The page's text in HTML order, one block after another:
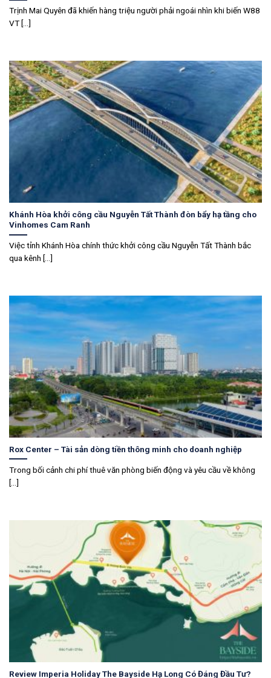
Trịnh Mai Quyên đã khiến hàng triệu người phải ngoái nhìn khi biến W88
VT [...]
Khánh Hòa khởi công cầu Nguyễn Tất Thành đòn bẩy hạ tầng cho
Vinhomes Cam Ranh
Việc tỉnh Khánh Hòa chính thức khởi công cầu Nguyễn Tất Thành bắc
qua kênh [...]
Rox Center – Tài sản dòng tiền thông minh cho doanh nghiệp
Trong bối cảnh chi phí thuê văn phòng biến động và yêu cầu về không
[...]
Review Imperia Holiday The Bayside Hạ Long Có Đáng Đầu Tư?